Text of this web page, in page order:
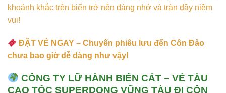
khoảnh khắc trên biển trở nên đáng nhớ và tràn đầy niềm
vui!
ĐẶT VÉ NGAY – Chuyến phiêu lưu đến Côn Đảo
chưa bao giờ dễ dàng như vậy!
CÔNG TY LỮ HÀNH BIỂN CÁT – VÉ TÀU
CAO TỐC SUPERDONG VŨNG TÀU ĐI CÔN